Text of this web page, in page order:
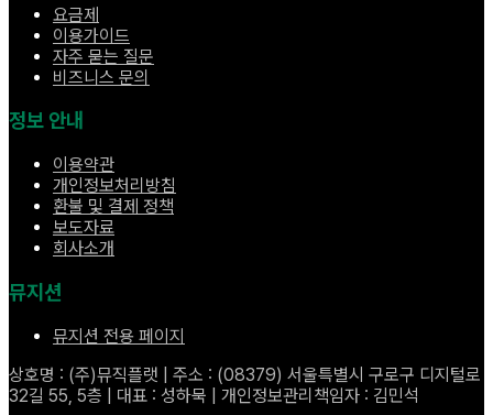
요금제
이용가이드
자주 묻는 질문
비즈니스 문의
정보 안내
이용약관
개인정보처리방침
환불 및 결제 정책
보도자료
회사소개
뮤지션
뮤지션 전용 페이지
상호명 : (주)뮤직플랫 | 주소 : (08379) 서울특별시 구로구 디지털로
32길 55, 5층 | 대표 : 성하묵 | 개인정보관리책임자 : 김민석